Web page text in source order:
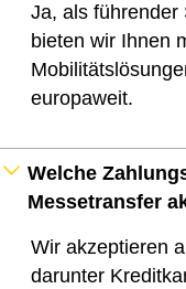
Ja, als führender
bieten wir Ihnen
europaweit.
Welche
Messetransfer
Wir akzeptieren
darunter